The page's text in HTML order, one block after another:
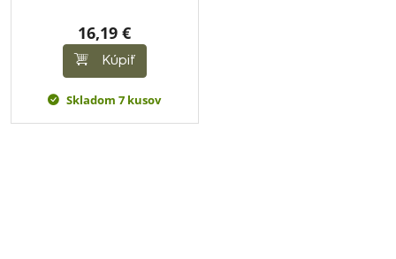
16,19 €
Kúpiť
Skladom 7 kusov